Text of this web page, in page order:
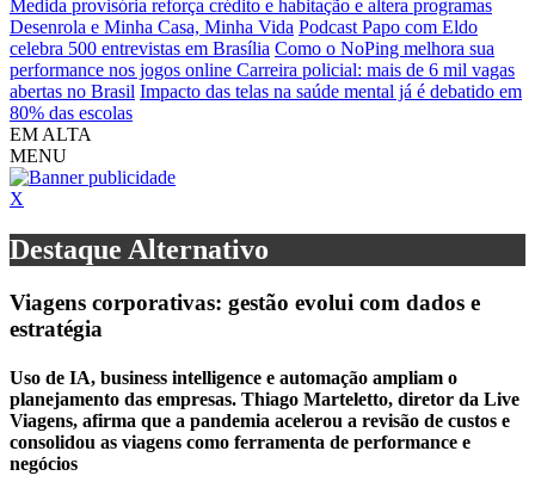
Medida provisória reforça crédito e habitação e altera programas
Desenrola e Minha Casa, Minha Vida Podcast Papo com Eldo
celebra 500 entrevistas em Brasília Como o NoPing melhora sua
performance nos jogos online Carreira policial: mais de 6 mil vagas
abertas no Brasil Impacto das telas na saúde mental já é debatido em
80% das escolas
EM ALTA
MENU
X
Destaque Alternativo
Viagens corporativas: gestão evolui com dados e
estratégia
Uso de IA, business intelligence e automação ampliam o
planejamento das empresas. Thiago Marteletto, diretor da Live
Viagens, afirma que a pandemia acelerou a revisão de custos e
consolidou as viagens como ferramenta de performance e
negócios